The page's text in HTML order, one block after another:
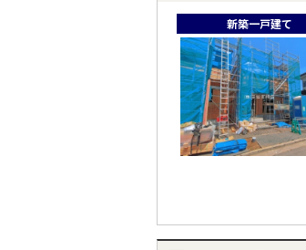
新築一戸建て